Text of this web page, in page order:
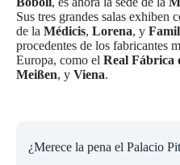
Sus tres grandes salas exhiben
de la Médicis, Lorena, y
procedentes de los fabricantes
Europa, como el Real Fábrica
Meißen, y Viena.
¿Merece la pena el Palacio